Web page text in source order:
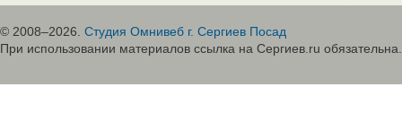
© 2008–2026. Студия Омнивеб г. Сергиев Посад
При использовании материалов ссылка на Сергиев.ru обязательна.